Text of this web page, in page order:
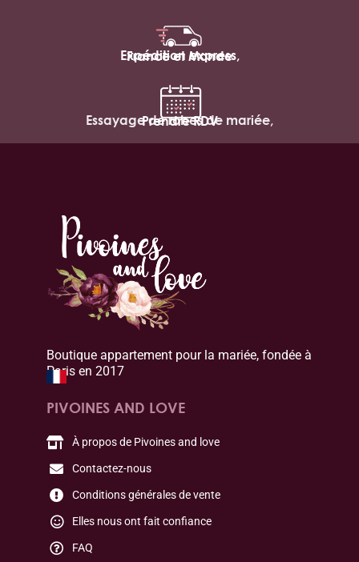
Expédition express,
France et Monde
Essayage de robes de mariée,
Prendre RDV
Boutique appartement pour la mariée, fondée à
Paris en 2017
PIVOINES AND LOVE
À propos de Pivoines and love
Contactez-nous
Conditions générales de vente
Elles nous ont fait confiance
FAQ